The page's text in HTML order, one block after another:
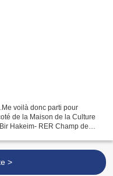
voilà donc parti pour
de la Maison de la Culture
Hakeim- RER Champ de
>